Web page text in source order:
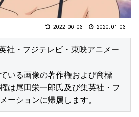
2022.06.03 2020.01.03
社・フジテレビ・東映アニメー
いる画像の著作権および商標
は尾田栄一郎氏及び集英社・フ
ーションに帰属します。